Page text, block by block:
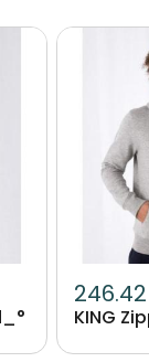
Image
246.42
KING